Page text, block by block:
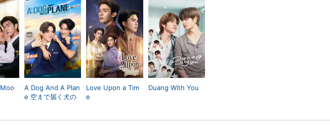
A Dog And A Plan
e 空まで届く犬の
Love Upon a Tim
e
Duang With You